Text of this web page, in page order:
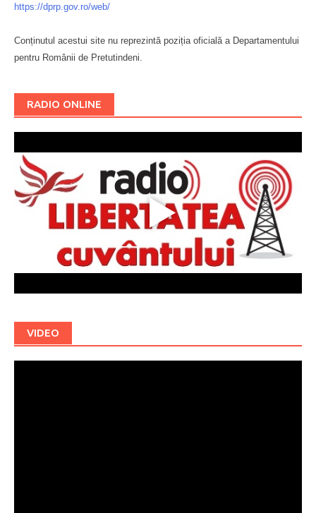
https://dprp.gov.ro/web/
Conținutul acestui site nu reprezintă poziția oficială a Departamentului
pentru Românii de Pretutindeni.
RADIO ONLINE
VIDEO